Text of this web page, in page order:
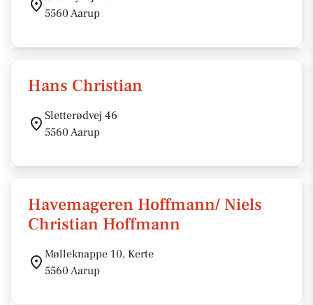
5560 Aarup
Hans Christian
Sletterødvej 46
5560 Aarup
Havemageren Hoffmann/ Niels
Christian Hoffmann
Mølleknappe 10, Kerte
5560 Aarup